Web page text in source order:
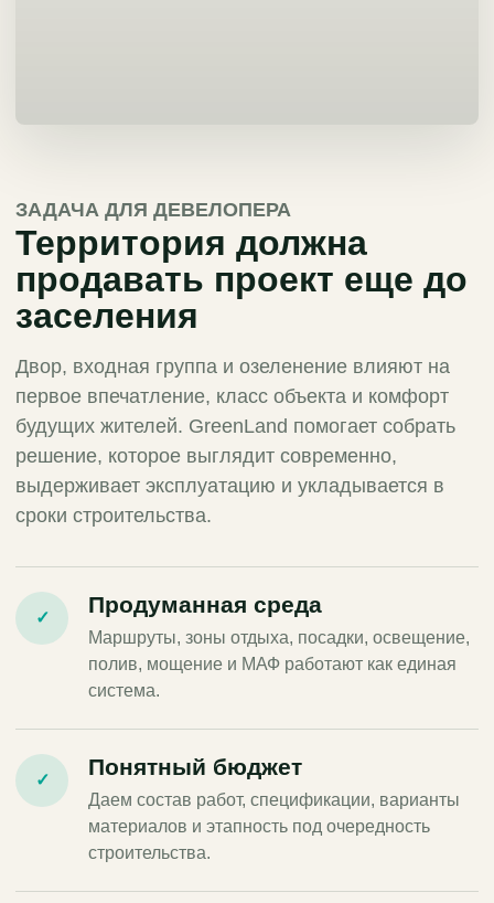
ЗАДАЧА ДЛЯ ДЕВЕЛОПЕРА
Территория должна
продавать проект еще до
заселения
Двор, входная группа и озеленение влияют на
первое впечатление, класс объекта и комфорт
будущих жителей. GreenLand помогает собрать
решение, которое выглядит современно,
выдерживает эксплуатацию и укладывается в
сроки строительства.
✓
Продуманная среда
Маршруты, зоны отдыха, посадки, освещение,
полив, мощение и МАФ работают как единая
система.
✓
Понятный бюджет
Даем состав работ, спецификации, варианты
материалов и этапность под очередность
строительства.